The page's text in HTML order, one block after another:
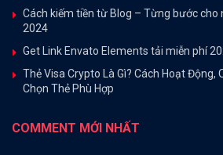
Cách kiếm tiền từ Blog – Từng bước cho
2024
Get Link Envato Elements tải miễn phí
Thẻ Visa Crypto Là Gì? Cách Hoạt Động,
Chọn Thẻ Phù Hợp
COMMENT MỚI NHẤT